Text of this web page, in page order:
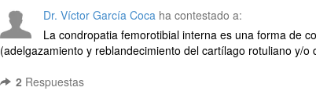
Dr. Víctor García Coca ha contestado a:
La condropatia femorotibial interna es una forma de
(adelgazamiento y reblandecimiento del cartílago rotuliano y/o
2 Respuestas